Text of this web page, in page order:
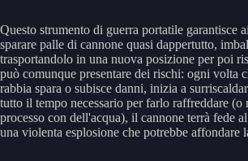
Questo strumento di guerra portatile garantisce
sparare palle di cannone quasi dappertutto,
trasportandolo in una nuova posizione per poi
può comunque presentare dei rischi: ogni volta
rabbia spara o subisce danni, inizia a
tutto il tempo necessario per farlo raffreddare (o
processo con dell'acqua), il cannone terrà fede
una violenta esplosione che potrebbe affondare